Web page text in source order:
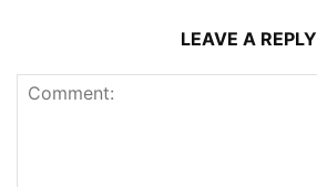
LEAVE A REPLY